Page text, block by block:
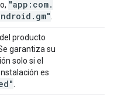
"app:com.
. gm"
producto
garantiza su
solo si el
es